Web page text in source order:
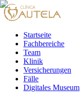
Startseite
Fachbereiche
Team
Klinik
Versicherungen
Fälle
Digitales Museum